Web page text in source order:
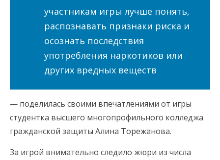
участникам игры лучше понять,
распознавать признаки риска и
осознать последствия
употребления наркотиков или
других вредных веществ
— поделилась своими впечатлениями от игры
студентка высшего многопрофильного колледжа
гражданской защиты Алина Торежанова.
За игрой внимательно следило жюри из числа